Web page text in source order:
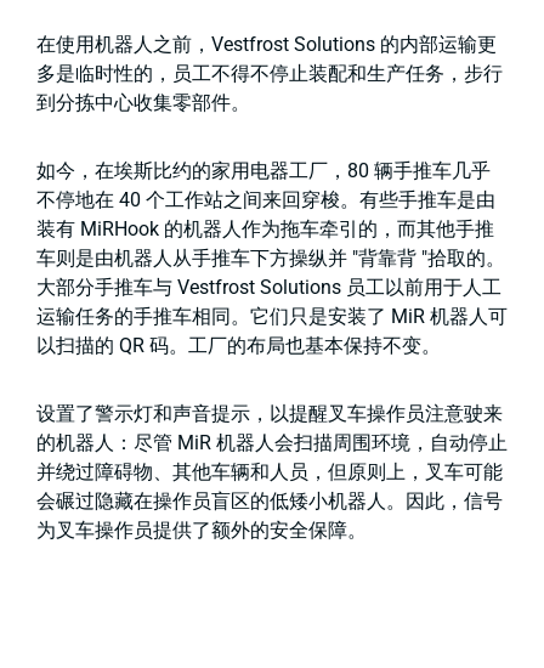
在使用机器人之前，Vestfrost Solutions 的内部运输更
多是临时性的，员工不得不停止装配和生产任务，步行
到分拣中心收集零部件。
如今，在埃斯比约的家用电器工厂，80 辆手推车几乎
不停地在 40 个工作站之间来回穿梭。有些手推车是由
装有 MiRHook 的机器人作为拖车牵引的，而其他手推
车则是由机器人从手推车下方操纵并 "背靠背 "拾取的。
大部分手推车与 Vestfrost Solutions 员工以前用于人工
运输任务的手推车相同。它们只是安装了 MiR 机器人可
以扫描的 QR 码。工厂的布局也基本保持不变。
设置了警示灯和声音提示，以提醒叉车操作员注意驶来
的机器人：尽管 MiR 机器人会扫描周围环境，自动停止
并绕过障碍物、其他车辆和人员，但原则上，叉车可能
会碾过隐藏在操作员盲区的低矮小机器人。因此，信号
为叉车操作员提供了额外的安全保障。